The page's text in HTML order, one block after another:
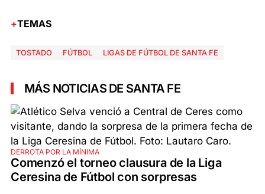
TEMAS
TOSTADO FÚTBOL LIGAS DE FÚTBOL DE SANTA FE
MÁS NOTICIAS DE SANTA FE
DERROTA POR LA MÍNIMA
Comenzó el torneo clausura de la Liga
Ceresina de Fútbol con sorpresas